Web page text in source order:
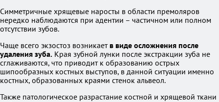
Симметричные хрящевые наросты в области премоляров
нередко наблюдаются при адентии – частичном или полном
отсутствии зубов.
Чаще всего экзостоз возникает в виде осложнения после
удаления зуба. Края зубной лунки после экстракции зуба не
сглаживаются, что приводит к образованию острых
шипообразных костных выступов, в данной ситуации именно
костных, образованных краями стенок альвеол.
Также патологическое разрастание костной и хрящевой ткани